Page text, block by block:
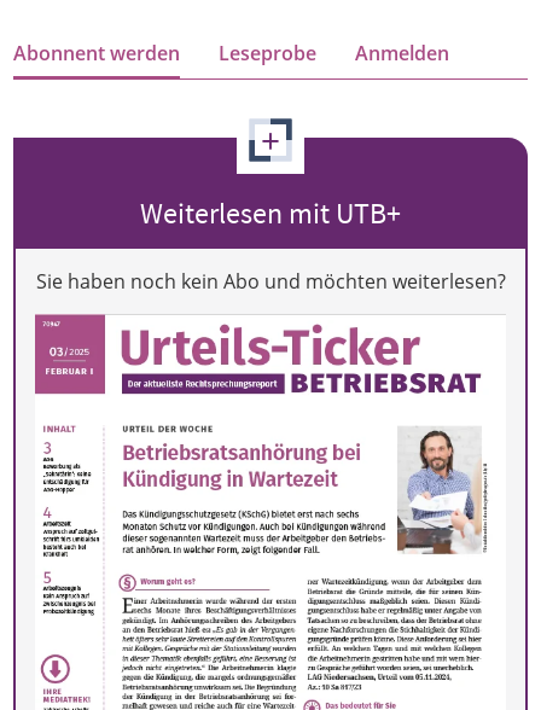
Abonnent werden Leseprobe Anmelden
+
Weiterlesen mit UTB+
Sie haben noch kein Abo und möchten weiterlesen?